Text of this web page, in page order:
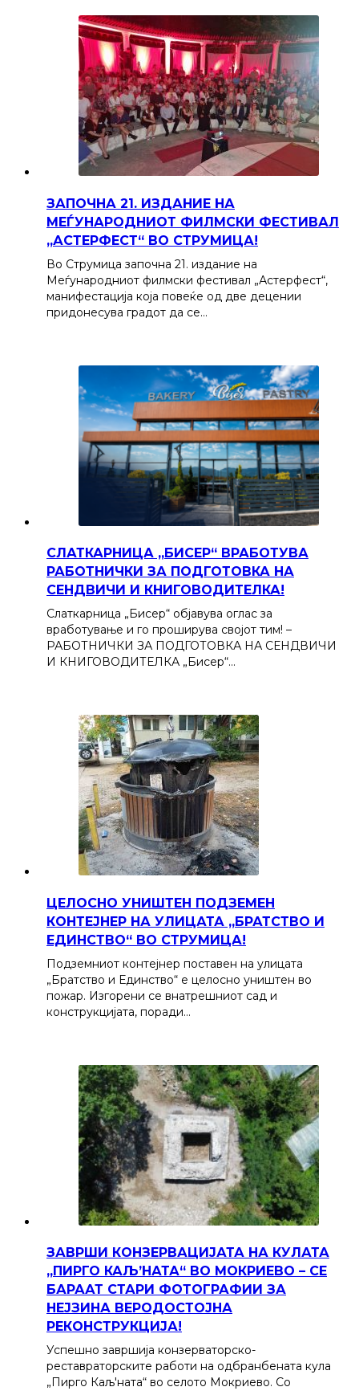
ЗАПОЧНА 21. ИЗДАНИЕ НА
МЕЃУНАРОДНИОТ ФИЛМСКИ ФЕСТИВАЛ
„АСТЕРФЕСТ“ ВО СТРУМИЦА!
Во Струмица започна 21. издание на
Меѓународниот филмски фестивал „Астерфест“,
манифестација која повеќе од две децении
придонесува градот да се…
СЛАТКАРНИЦА „БИСЕР“ ВРАБОТУВА
РАБОТНИЧКИ ЗА ПОДГОТОВКА НА
СЕНДВИЧИ И КНИГОВОДИТЕЛКА!
Слаткарница „Бисер“ објавува оглас за
вработување и го проширува својот тим! –
РАБОТНИЧКИ ЗА ПОДГОТОВКА НА СЕНДВИЧИ
И КНИГОВОДИТЕЛКА „Бисер“…
ЦЕЛОСНО УНИШТЕН ПОДЗЕМЕН
КОНТЕЈНЕР НА УЛИЦАТА „БРАТСТВО И
ЕДИНСТВО“ ВО СТРУМИЦА!
Подземниот контејнер поставен на улицата
„Братство и Единство“ е целосно уништен во
пожар. Изгорени се внатрешниот сад и
конструкцијата, поради…
ЗАВРШИ КОНЗЕРВАЦИЈАТА НА КУЛАТА
„ПИРГО КАЉ’НАТА“ ВО МОКРИЕВО – СЕ
БАРААТ СТАРИ ФОТОГРАФИИ ЗА
НЕЈЗИНА ВЕРОДОСТОЈНА
РЕКОНСТРУКЦИЈА!
Успешно завршија конзерваторско-
реставраторските работи на одбранбената кула
„Пирго Каљ'ната“ во селото Мокриево. Со